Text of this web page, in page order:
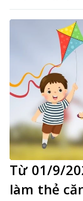
Từ 01/9/
làm thẻ